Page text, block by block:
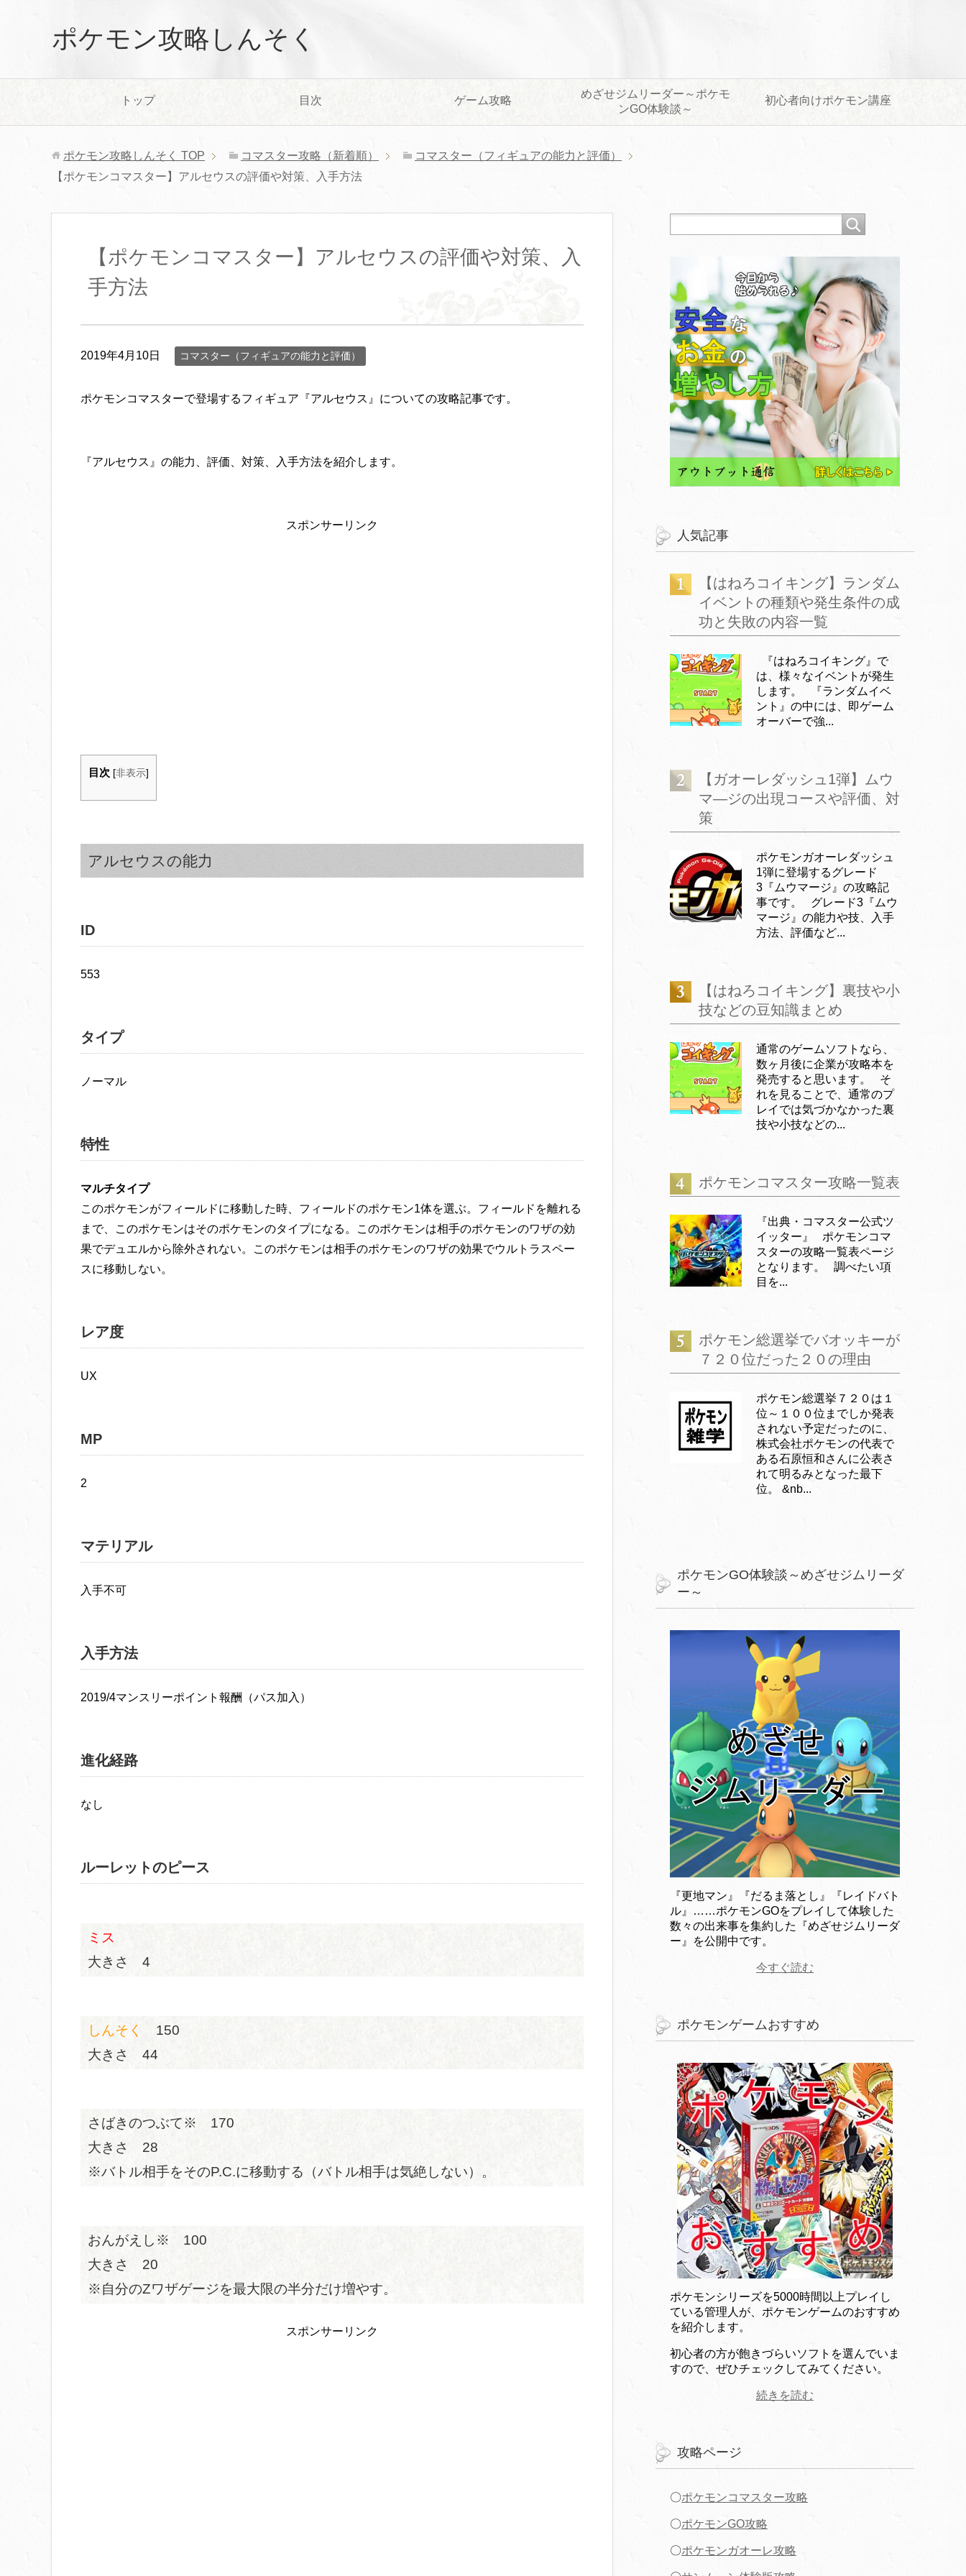
ポケモン攻略しんそく
トップ 目次 ゲーム攻略
めざせジムリーダー～ポケモ
ンGO体験談～
初心者向けポケモン講座
ポケモン攻略しんそく TOP コマスター攻略（新着順）
コマスター（フィギュアの能力と評価）
【ポケモンコマスター】アルセウスの評価や対策、入手方法
【ポケモンコマスター】アルセウスの評価や対策、入
手方法
2019年4月10日 コマスター（フィギュアの能力と評価）
ポケモンコマスターで登場するフィギュア『アルセウス』についての攻略記事です。
『アルセウス』の能力、評価、対策、入手方法を紹介します。
スポンサーリンク
目次 [非表示]
アルセウスの能力
ID
553
タイプ
ノーマル
特性
マルチタイプ
このポケモンがフィールドに移動した時、フィールドのポケモン1体を選ぶ。フィールドを離れる
まで、このポケモンはそのポケモンのタイプになる。このポケモンは相手のポケモンのワザの効
果でデュエルから除外されない。このポケモンは相手のポケモンのワザの効果でウルトラスペー
スに移動しない。
レア度
UX
MP
2
マテリアル
入手不可
入手方法
2019/4マンスリーポイント報酬（パス加入）
進化経路
なし
ルーレットのピース
ミス
大きさ 4
しんそく
150
大きさ 44
さばきのつぶて※ 170
大きさ 28
※バトル相手をそのP.C.に移動する（バトル相手は気絶しない）。
おんがえし※ 100
大きさ 20
※自分のZワザゲージを最大限の半分だけ増やす。
スポンサーリンク
人気記事
【はねろコイキング】ランダム
イベントの種類や発生条件の成
功と失敗の内容一覧
『はねろコイキング』で
は、様々なイベントが発生
します。 『ランダムイベ
ント』の中には、即ゲーム
オーバーで強...
【ガオーレダッシュ1弾】ムウ
マ―ジの出現コースや評価、対
策
ポケモンガオーレダッシュ
1弾に登場するグレード
3『ムウマージ』の攻略記
事です。 グレード3『ムウ
マージ』の能力や技、入手
方法、評価など...
【はねろコイキング】裏技や小
技などの豆知識まとめ
通常のゲームソフトなら、
数ヶ月後に企業が攻略本を
発売すると思います。 そ
れを見ることで、通常のプ
レイでは気づかなかった裏
技や小技などの...
ポケモンコマスター攻略一覧表
『出典・コマスター公式ツ
イッター』 ポケモンコマ
スターの攻略一覧表ページ
となります。 調べたい項
目を...
ポケモン総選挙でバオッキーが
７２０位だった２０の理由
ポケモン総選挙７２０は１
位～１００位までしか発表
されない予定だったのに、
株式会社ポケモンの代表で
ある石原恒和さんに公表さ
れて明るみとなった最下
位。 &nb...
ポケモンGO体験談～めざせジムリーダ
ー～
『更地マン』『だるま落とし』『レイドバト
ル』……ポケモンGOをプレイして体験した
数々の出来事を集約した『めざせジムリーダ
ー』を公開中です。
今すぐ読む
ポケモンゲームおすすめ
ポケモンシリーズを5000時間以上プレイし
ている管理人が、ポケモンゲームのおすすめ
を紹介します。
初心者の方が飽きづらいソフトを選んでいま
すので、ぜひチェックしてみてください。
続きを読む
攻略ページ
〇ポケモンコマスター攻略
〇ポケモンGO攻略
〇ポケモンガオーレ攻略